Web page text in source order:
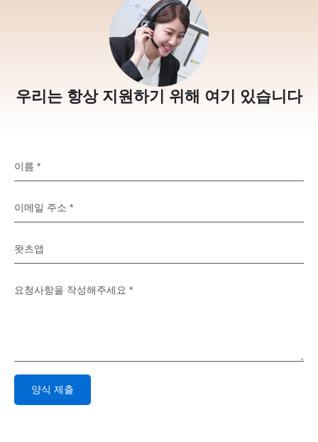
우리는 항상 지원하기 위해 여기 있습니다
양식 제출